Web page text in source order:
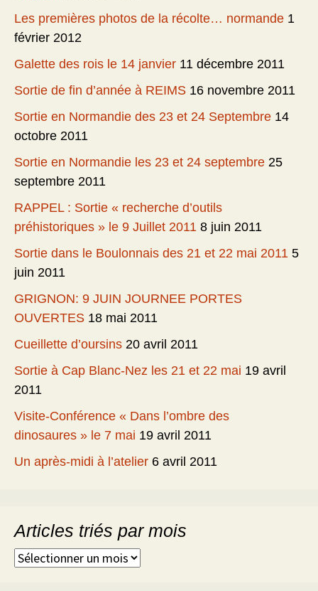
Les premières photos de la récolte… normande 1
février 2012
Galette des rois le 14 janvier 11 décembre 2011
Sortie de fin d’année à REIMS 16 novembre 2011
Sortie en Normandie des 23 et 24 Septembre 14
octobre 2011
Sortie en Normandie les 23 et 24 septembre 25
septembre 2011
RAPPEL : Sortie « recherche d’outils
préhistoriques » le 9 Juillet 2011 8 juin 2011
Sortie dans le Boulonnais des 21 et 22 mai 2011 5
juin 2011
GRIGNON: 9 JUIN JOURNEE PORTES
OUVERTES 18 mai 2011
Cueillette d’oursins 20 avril 2011
Sortie à Cap Blanc-Nez les 21 et 22 mai 19 avril
2011
Visite-Conférence « Dans l’ombre des
dinosaures » le 7 mai 19 avril 2011
Un après-midi à l’atelier 6 avril 2011
Articles triés par mois
Articles